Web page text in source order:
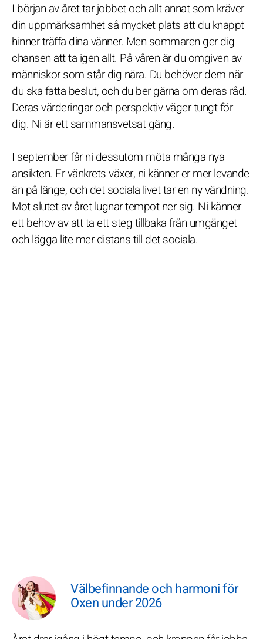
I början av året tar jobbet och allt annat som kräver
din uppmärksamhet så mycket plats att du knappt
hinner träffa dina vänner. Men sommaren ger dig
chansen att ta igen allt. På våren är du omgiven av
människor som står dig nära. Du behöver dem när
du ska fatta beslut, och du ber gärna om deras råd.
Deras värderingar och perspektiv väger tungt för
dig. Ni är ett sammansvetsat gäng.
I september får ni dessutom möta många nya
ansikten. Er vänkrets växer, ni känner er mer levande
än på länge, och det sociala livet tar en ny vändning.
Mot slutet av året lugnar tempot ner sig. Ni känner
ett behov av att ta ett steg tillbaka från umgänget
och lägga lite mer distans till det sociala.
Välbefinnande och harmoni för
Oxen under 2026